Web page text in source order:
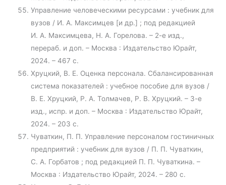
Управление человеческими ресурсами : учебник для
вузов / И. А. Максимцев [и др.] ; под редакцией
И. А. Максимцева, Н. А. Горелова. – 2-е изд.,
перераб. и доп. – Москва : Издательство Юрайт,
2024. – 467 с.
Хруцкий, В. Е. Оценка персонала. Сбалансированная
система показателей : учебное пособие для вузов /
В. Е. Хруцкий, Р. А. Толмачев, Р. В. Хруцкий. – 3-е
изд., испр. и доп. – Москва : Издательство Юрайт,
2024. – 203 с.
Чуваткин, П. П. Управление персоналом гостиничных
предприятий : учебник для вузов / П. П. Чуваткин,
С. А. Горбатов ; под редакцией П. П. Чуваткина. –
Москва : Издательство Юрайт, 2024. – 280 с.